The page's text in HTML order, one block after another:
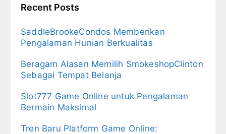
Recent Posts
SaddleBrookeCondos Memberikan
Pengalaman Hunian Berkualitas
Beragam Alasan Memilih SmokeshopClinton
Sebagai Tempat Belanja
Slot777 Game Online untuk Pengalaman
Bermain Maksimal
Tren Baru Platform Game Online: